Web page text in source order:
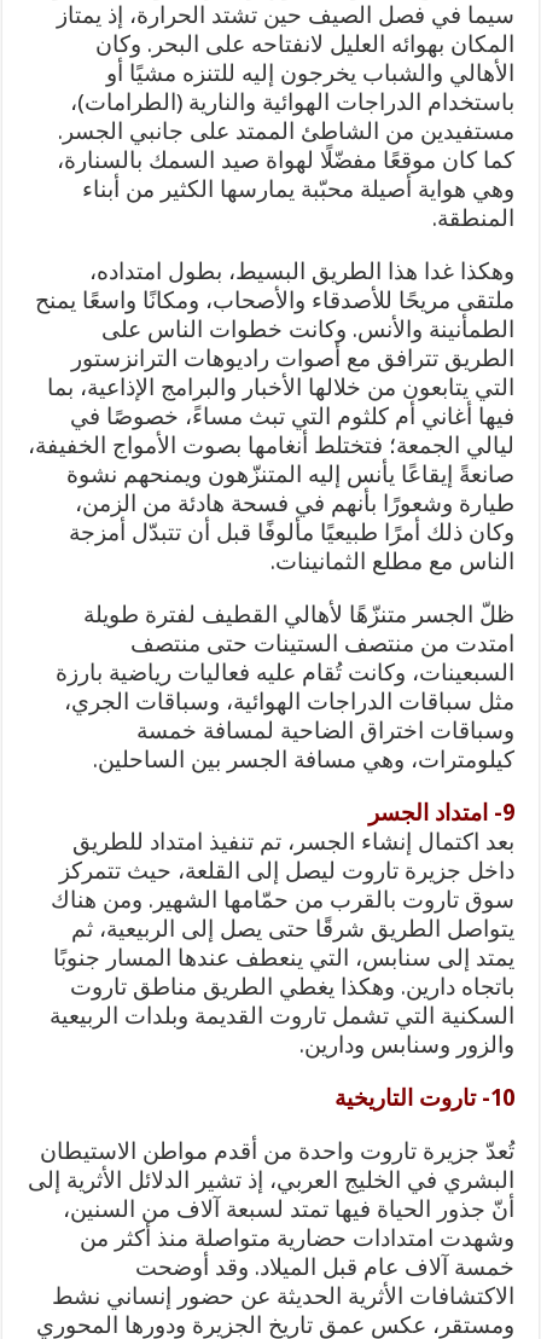
سيما في فصل الصيف حين تشتد الحرارة، إذ يمتاز
المكان بهوائه العليل لانفتاحه على البحر. وكان
الأهالي والشباب يخرجون إليه للتنزه مشيًا أو
باستخدام الدراجات الهوائية والنارية (الطرامات)،
مستفيدين من الشاطئ الممتد على جانبي الجسر.
كما كان موقعًا مفضّلًا لهواة صيد السمك بالسنارة،
وهي هواية أصيلة محبّبة يمارسها الكثير من أبناء
المنطقة.
وهكذا غدا هذا الطريق البسيط، بطول امتداده،
ملتقى مريحًا للأصدقاء والأصحاب، ومكانًا واسعًا يمنح
الطمأنينة والأنس. وكانت خطوات الناس على
الطريق تترافق مع أصوات راديوهات الترانزستور
التي يتابعون من خلالها الأخبار والبرامج الإذاعية، بما
فيها أغاني أم كلثوم التي تبث مساءً، خصوصًا في
ليالي الجمعة؛ فتختلط أنغامها بصوت الأمواج الخفيفة،
صانعةً إيقاعًا يأنس إليه المتنزّهون ويمنحهم نشوة
طيارة وشعورًا بأنهم في فسحة هادئة من الزمن،
وكان ذلك أمرًا طبيعيًا مألوفًا قبل أن تتبدّل أمزجة
الناس مع مطلع الثمانينات.
ظلّ الجسر متنزّهًا لأهالي القطيف لفترة طويلة
امتدت من منتصف الستينات حتى منتصف
السبعينات، وكانت تُقام عليه فعاليات رياضية بارزة
مثل سباقات الدراجات الهوائية، وسباقات الجري،
وسباقات اختراق الضاحية لمسافة خمسة
كيلومترات، وهي مسافة الجسر بين الساحلين.
9- امتداد الجسر
بعد اكتمال إنشاء الجسر، تم تنفيذ امتداد للطريق
داخل جزيرة تاروت ليصل إلى القلعة، حيث تتمركز
سوق تاروت بالقرب من حمّامها الشهير. ومن هناك
يتواصل الطريق شرقًا حتى يصل إلى الربيعية، ثم
يمتد إلى سنابس، التي ينعطف عندها المسار جنوبًا
باتجاه دارين. وهكذا يغطي الطريق مناطق تاروت
السكنية التي تشمل تاروت القديمة وبلدات الربيعية
والزور وسنابس ودارين.
10- تاروت التاريخية
تُعدّ جزيرة تاروت واحدة من أقدم مواطن الاستيطان
البشري في الخليج العربي، إذ تشير الدلائل الأثرية إلى
أنّ جذور الحياة فيها تمتد لسبعة آلاف من السنين،
وشهدت امتدادات حضارية متواصلة منذ أكثر من
خمسة آلاف عام قبل الميلاد. وقد أوضحت
الاكتشافات الأثرية الحديثة عن حضور إنساني نشط
ومستقر، عكس عمق تاريخ الجزيرة ودورها المحوري